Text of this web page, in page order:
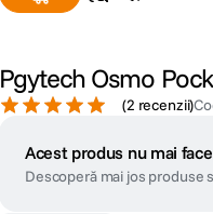
Pgytech Osmo
(2 recenzii)
Acest produs nu mai
Descoperă mai jos produse